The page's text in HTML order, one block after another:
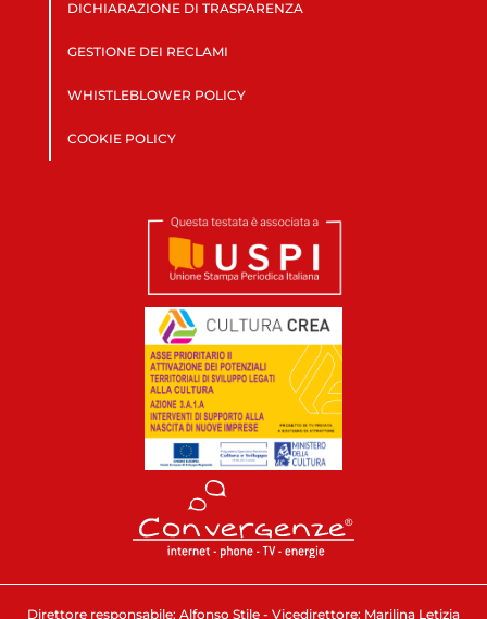
DICHIARAZIONE DI TRASPARENZA
GESTIONE DEI RECLAMI
WHISTLEBLOWER POLICY
COOKIE POLICY
Direttore responsabile: Alfonso Stile - Vicedirettore: Marilina Letizia